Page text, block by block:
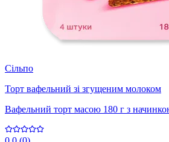
Сільпо
Торт вафельний зі згущеним молоком
Вафельний торт масою 180 г з